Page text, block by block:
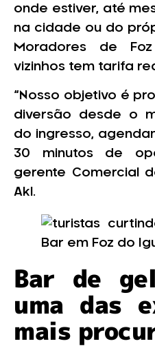
onde estiver, até
na cidade ou do
Moradores de
vizinhos tem tarifa
“Nosso objetivo é
diversão desde o
do ingresso,
30 minutos de
gerente Comercial
Akl.
Bar de
uma das
mais